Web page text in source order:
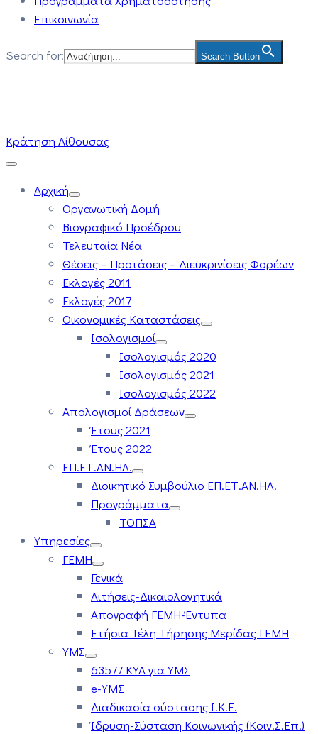
Επικοινωνία
Search for: Search Button
Κράτηση Αίθουσας
Αρχική
Οργανωτική Δομή
Βιογραφικό Προέδρου
Τελευταία Νέα
Θέσεις – Προτάσεις – Διευκρινίσεις Φορέων
Εκλογές 2011
Εκλογές 2017
Οικονομικές Καταστάσεις
Ισολογισμοί
Ισολογισμός 2020
Ισολογισμός 2021
Ισολογισμός 2022
Απολογισμοί Δράσεων
Έτους 2021
Έτους 2022
ΕΠ.ΕΤ.ΑΝ.ΗΛ.
Διοικητικό Συμβούλιο ΕΠ.ΕΤ.ΑΝ.ΗΛ.
Προγράμματα
ΤΟΠΣΑ
Υπηρεσίες
ΓΕΜΗ
Γενικά
Αιτήσεις-Δικαιολογητικά
Απογραφή ΓΕΜΗ-Έντυπα
Ετήσια Τέλη Τήρησης Μερίδας ΓΕΜΗ
ΥΜΣ
63577 ΚΥΑ για ΥΜΣ
e-ΥΜΣ
Διαδικασία σύστασης Ι.Κ.Ε.
Ίδρυση-Σύσταση Κοινωνικής (Κοιν.Σ.Επ.)